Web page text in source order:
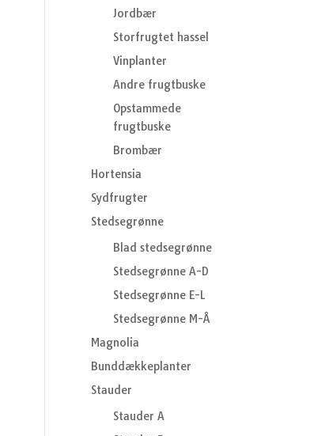
Jordbær
Storfrugtet hassel
Vinplanter
Andre frugtbuske
Opstammede
frugtbuske
Brombær
Hortensia
Sydfrugter
Stedsegrønne
Blad stedsegrønne
Stedsegrønne A-D
Stedsegrønne E-L
Stedsegrønne M-Å
Magnolia
Bunddækkeplanter
Stauder
Stauder A